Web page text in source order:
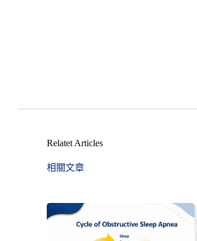
Relatet Articles
相關文章